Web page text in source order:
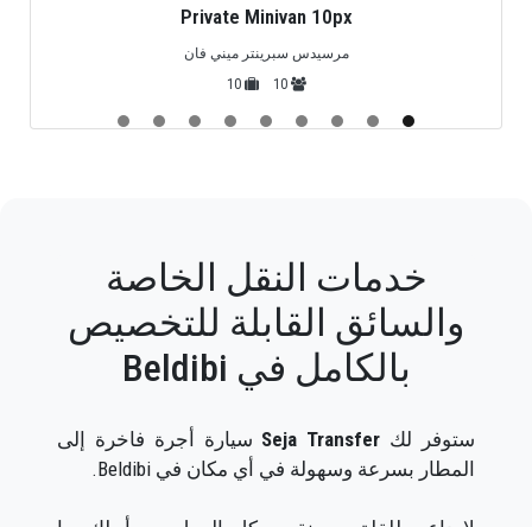
Private Minivan 10px
مرسيدس سبرينتر ميني فان
10
10
خدمات النقل الخاصة
والسائق القابلة للتخصيص
بالكامل في Beldibi
ستوفر لك Seja Transfer سيارة أجرة فاخرة إلى
المطار بسرعة وسهولة في أي مكان في Beldibi.